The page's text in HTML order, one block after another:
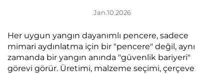
Haberler
Jan.10.2026
Her uygun yangın dayanımlı pencere, sadece
mimari aydınlatma için bir "pencere" değil, aynı
zamanda bir yangın anında "güvenlik bariyeri"
görevi görür. Üretimi, malzeme seçimi, çerçeve